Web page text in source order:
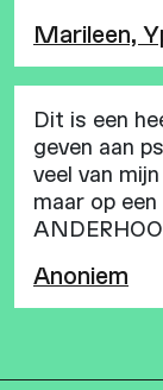
Marileen,
Dit is een
geven aan
veel van
maar op
Anoniem